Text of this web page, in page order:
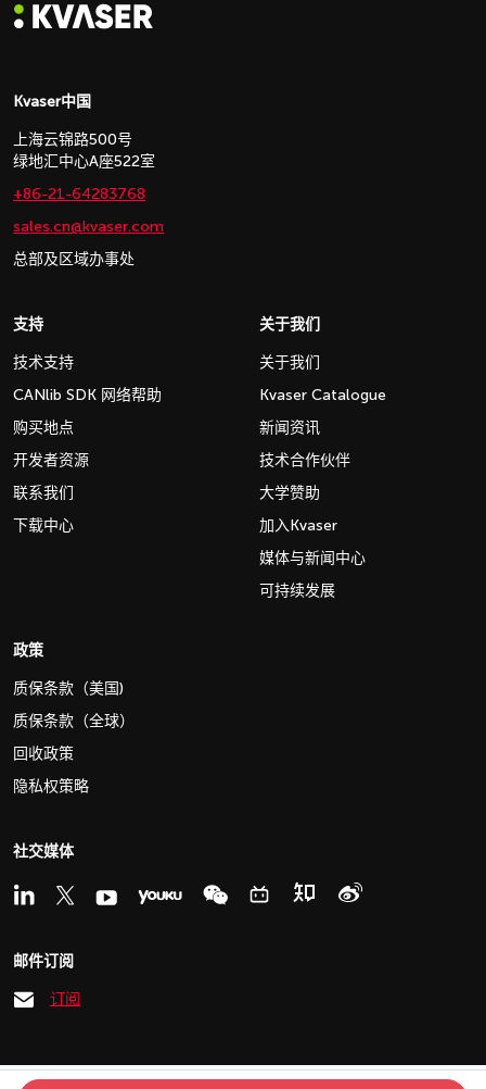
Kvaser中国
上海云锦路500号
绿地汇中心A座522室
+86-21-64283768
sales.cn@kvaser.com
总部及区域办事处
支持
技术支持
CANlib SDK 网络帮助
购买地点
开发者资源
联系我们
下载中心
关于我们
关于我们
Kvaser Catalogue
新闻资讯
技术合作伙伴
大学赞助
加入Kvaser
媒体与新闻中心
可持续发展
政策
质保条款（美国)
质保条款（全球）
回收政策
隐私权策略
社交媒体
邮件订阅
订阅